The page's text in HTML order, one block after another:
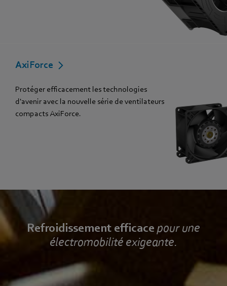
AxiForce
Protéger efficacement les technologies
d'avenir avec la nouvelle série de ventilateurs
compacts AxiForce.
Refroidissement efficace pour une
électromobilité exigeante.